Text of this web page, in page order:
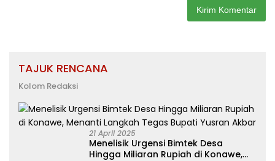
TAJUK RENCANA
Kolom Redaksi
21 April 2025
Menelisik Urgensi Bimtek Desa
Hingga Miliaran Rupiah di Konawe,